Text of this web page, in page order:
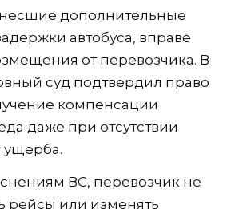
дополнительные
автобуса, вправе
от перевозчика. В
суд подтвердил право
компенсации
даже при отсутствии
ущерба.
ВС, перевозчик не
рейсы или изменять